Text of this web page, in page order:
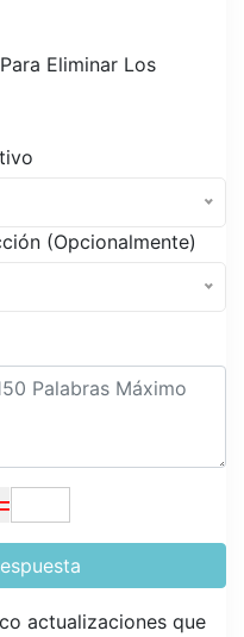
Eliminar Los
(Opcionalmente)
actualizaciones que